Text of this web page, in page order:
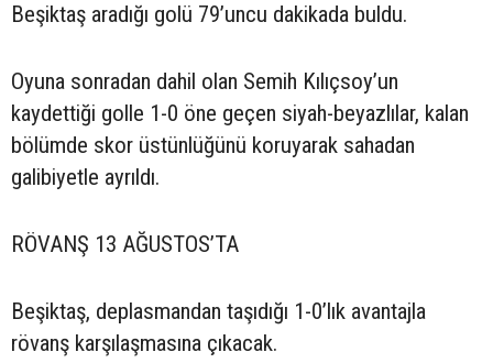
Beşiktaş aradığı golü 79’uncu dakikada buldu.
Oyuna sonradan dahil olan Semih Kılıçsoy’un
kaydettiği golle 1-0 öne geçen siyah-beyazlılar, kalan
bölümde skor üstünlüğünü koruyarak sahadan
galibiyetle ayrıldı.
RÖVANŞ 13 AĞUSTOS’TA
Beşiktaş, deplasmandan taşıdığı 1-0’lık avantajla
rövanş karşılaşmasına çıkacak.